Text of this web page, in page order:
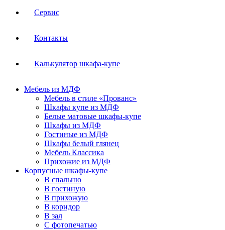
Сервис
Контакты
Калькулятор шкафа-купе
Мебель из МДФ
Мебель в стиле «Прованс»
Шкафы купе из МДФ
Белые матовые шкафы-купе
Шкафы из МДФ
Гостиные из МДФ
Шкафы белый глянец
Мебель Классика
Прихожие из МДФ
Корпусные шкафы-купе
В спальню
В гостиную
В прихожую
В коридор
В зал
С фотопечатью